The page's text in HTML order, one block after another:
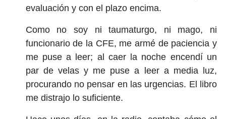
evaluación y con el plazo encima.
Como no soy ni taumaturgo, ni mago, ni
funcionario de la CFE, me armé de paciencia y
me puse a leer; al caer la noche encendí un
par de velas y me puse a leer a media luz,
procurando no pensar en las urgencias. El libro
me distrajo lo suficiente.